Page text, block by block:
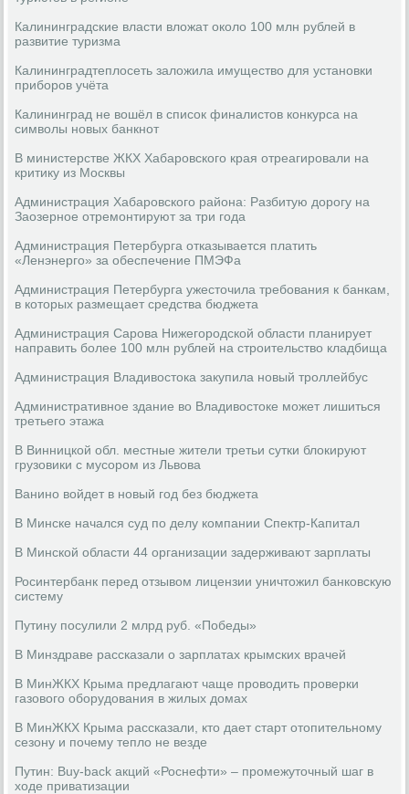
Калининградские власти вложат около 100 млн рублей в
развитие туризма
Калининградтеплосеть заложила имущество для установки
приборов учёта
Калининград не вошёл в список финалистов конкурса на
символы новых банкнот
В министерстве ЖКХ Хабаровского края отреагировали на
критику из Москвы
Администрация Хабаровского района: Разбитую дорогу на
Заозерное отремонтируют за три года
Администрация Петербурга отказывается платить
«Ленэнерго» за обеспечение ПМЭФа
Администрация Петербурга ужесточила требования к банкам,
в которых размещает средства бюджета
Администрация Сарова Нижегородской области планирует
направить более 100 млн рублей на строительство кладбища
Администрация Владивостока закупила новый троллейбус
Административное здание во Владивостоке может лишиться
третьего этажа
В Винницкой обл. местные жители третьи сутки блокируют
грузовики с мусором из Львова
Ванино войдет в новый год без бюджета
В Минске начался суд по делу компании Спектр-Капитал
В Минской области 44 организации задерживают зарплаты
Росинтербанк перед отзывом лицензии уничтожил банковскую
систему
Путину посулили 2 млрд руб. «Победы»
В Минздраве рассказали о зарплатах крымских врачей
В МинЖКХ Крыма предлагают чаще проводить проверки
газового оборудования в жилых домах
В МинЖКХ Крыма рассказали, кто дает старт отопительному
сезону и почему тепло не везде
Путин: Buy-back акций «Роснефти» – промежуточный шаг в
ходе приватизации